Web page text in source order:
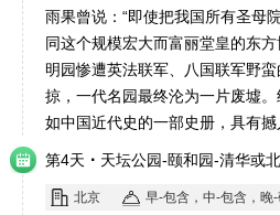
雨果曾说：“即使把我国所有圣母
同这个规模宏大而富丽堂皇的东
明园惨遭英法联军、八国联军野
掠，一代名园最终沦为一片废墟
如中国近代史的一部史册，具有撼
第4天 · 天坛公园-颐和园-清华或
前门北京仿
北京 早-包含，中-包含，晚